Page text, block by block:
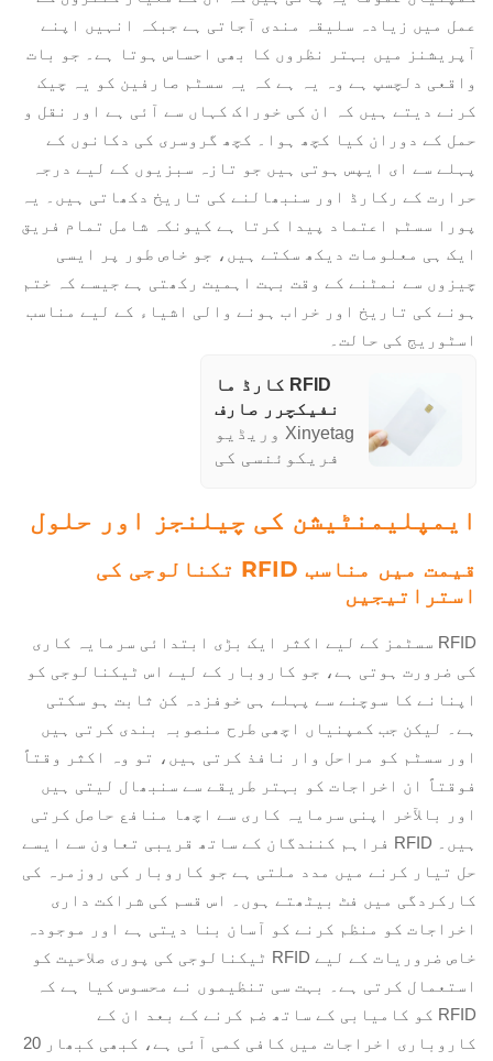
عمل میں زیادہ سلیقہ مندی آجاتی ہے جبکہ انہیں اپنے
آپریشنز میں بہتر نظروں کا بھی احساس ہوتا ہے۔ جو بات
واقعی دلچسپ ہے وہ یہ ہے کہ یہ سسٹم صارفین کو یہ چیک
کرنے دیتے ہیں کہ ان کی خوراک کہاں سے آئی ہے اور نقل و
حمل کے دوران کیا کچھ ہوا۔ کچھ گروسری کی دکانوں کے
پہلے سے ای ایپس ہوتی ہیں جو تازہ سبزیوں کے لیے درجہ
حرارت کے رکارڈ اور سنبھالنے کی تاریخ دکھاتی ہیں۔ یہ
پورا سسٹم اعتماد پیدا کرتا ہے کیونکہ شامل تمام فریق
ایک ہی معلومات دیکھ سکتے ہیں، جو خاص طور پر ایسی
چیزوں سے نمٹنے کے وقت بہت اہمیت رکھتی ہے جیسے کہ ختم
ہونے کی تاریخ اور خراب ہونے والی اشیاء کے لیے مناسب
اسٹوریج کی حالت۔
RFID کارڈ ما
نفیکچرر صارف
ذکی کلید رسائی
ID کارڈس ٹیم
کارڈ
Xinyetag وریڈیو
فریکوئنسی کی
(RFID) IC چپ کارڈ
مخملی طور پر
تعمیر شدہ مختلف
قسمیں شامل کرتا
ہے۔ یہ انھیں
خوراک کی
تاریخشن میں مدد
مزید خاص
من<small>small</small>
پrouduct ڈیٹا
پروفائلز بناتی
ہے اور سپلائی
چین میں ذمہ
ایمپلیمنٹیشن کی چیلنجز اور حلول
قیمت میں مناسب RFID تکنالوجی کی
استراتیجیں
RFID سسٹمز کے لیے اکثر ایک بڑی ابتدائی سرمایہ کاری
کی ضرورت ہوتی ہے، جو کاروبار کے لیے اس ٹیکنالوجی کو
اپنانے کا سوچنے سے پہلے ہی خوفزدہ کن ثابت ہو سکتی
ہے۔ لیکن جب کمپنیاں اچھی طرح منصوبہ بندی کرتی ہیں
اور سسٹم کو مراحل وار نافذ کرتی ہیں، تو وہ اکثر وقتاً
فوقتاً ان اخراجات کو بہتر طریقے سے سنبھال لیتی ہیں
اور بالآخر اپنی سرمایہ کاری سے اچھا منافع حاصل کرتی
ہیں۔ RFID فراہم کنندگان کے ساتھ قریبی تعاون سے ایسے
حل تیار کرنے میں مدد ملتی ہے جو کاروبار کی روزمرہ کی
کارکردگی میں فٹ بیٹھتے ہوں۔ اس قسم کی شراکت داری
اخراجات کو منظم کرنے کو آسان بنا دیتی ہے اور موجودہ
خاص ضروریات کے لیے RFID ٹیکنالوجی کی پوری صلاحیت کو
استعمال کرتی ہے۔ بہت سی تنظیموں نے محسوس کیا ہے کہ
RFID کو کامیابی کے ساتھ ضم کرنے کے بعد ان کے
کاروباری اخراجات میں کافی کمی آئی ہے، کبھی کبھار 20